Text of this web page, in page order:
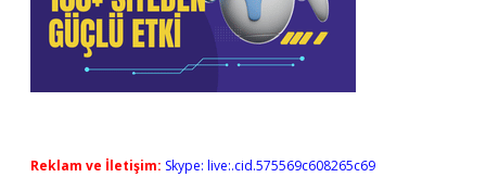
Reklam ve İletişim: Skype: live:.cid.575569c608265c69